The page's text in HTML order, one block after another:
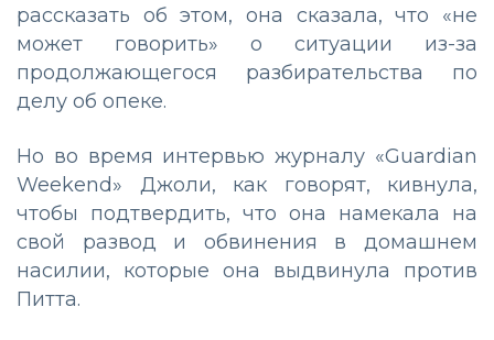
рассказать об этом, она сказала, что «не
может говорить» о ситуации из-за
продолжающегося разбирательства по
делу об опеке.
Но во время интервью журналу «Guardian
Weekend» Джоли, как говорят, кивнула,
чтобы подтвердить, что она намекала на
свой развод и обвинения в домашнем
насилии, которые она выдвинула против
Питта.